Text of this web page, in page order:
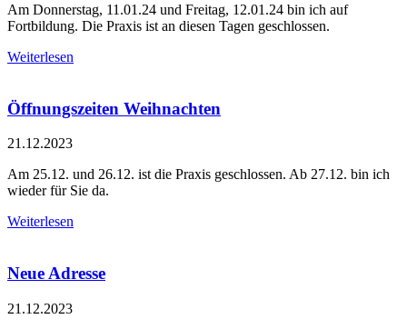
Am Donnerstag, 11.01.24 und Freitag, 12.01.24 bin ich auf
Fortbildung. Die Praxis ist an diesen Tagen geschlossen.
Weiterlesen
Öffnungszeiten Weihnachten
21.12.2023
Am 25.12. und 26.12. ist die Praxis geschlossen. Ab 27.12. bin ich
wieder für Sie da.
Weiterlesen
Neue Adresse
21.12.2023